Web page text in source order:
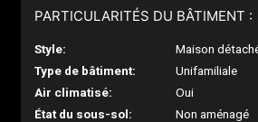
PARTICULARITÉS DU BÂTIMENT :
Style:
Maison
Type de bâtiment:
Unifamiliale
Air climatisé:
Oui
État du sous-sol:
Non aménagé